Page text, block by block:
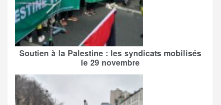
Soutien à la Palestine : les syndicats mobilisés
le 29 novembre